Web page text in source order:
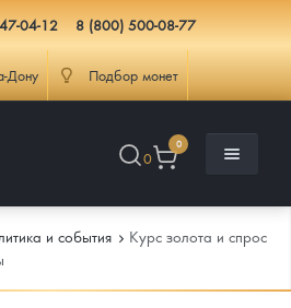
04-12 8 (800) 500-08-77
Дону Подбор монет
0
0
и события
Курс золота и спрос